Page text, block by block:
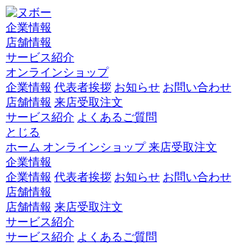
企業情報
店舗情報
サービス紹介
オンラインショップ
企業情報 代表者挨拶 お知らせ お問い合わせ
店舗情報 来店受取注文
サービス紹介 よくあるご質問
とじる
ホーム オンラインショップ来店受取注文
企業情報
企業情報 代表者挨拶 お知らせ お問い合わせ
店舗情報
店舗情報 来店受取注文
サービス紹介
サービス紹介 よくあるご質問